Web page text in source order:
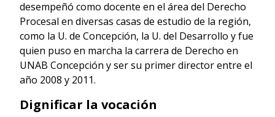
desempeñó como docente en el área del Derecho
Procesal en diversas casas de estudio de la región,
como la U. de Concepción, la U. del Desarrollo y fue
quien puso en marcha la carrera de Derecho en
UNAB Concepción y ser su primer director entre el
año 2008 y 2011.
Dignificar la vocación